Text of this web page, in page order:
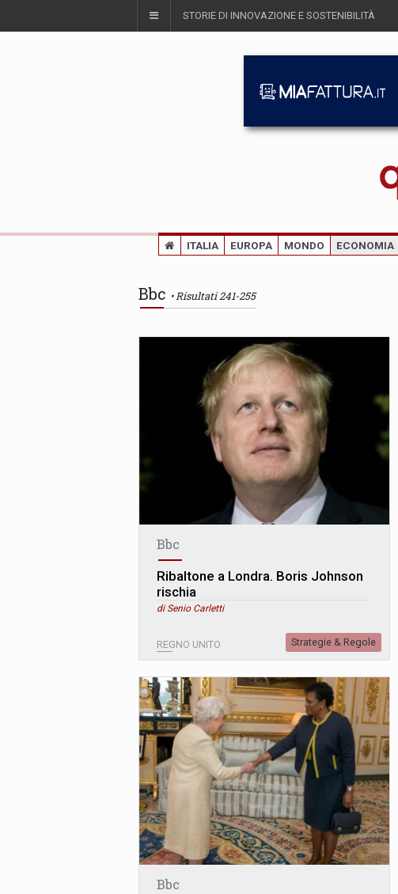
STORIE DI INNOVAZIONE E SOSTENIBILITÀ
ITALIA EUROPA MONDO ECONOMIA
Bbc Risultati 241-255
Bbc
Ribaltone a Londra. Boris Johnson
rischia
di Senio Carletti
REGNO UNITO Strategie & Regole
Bbc